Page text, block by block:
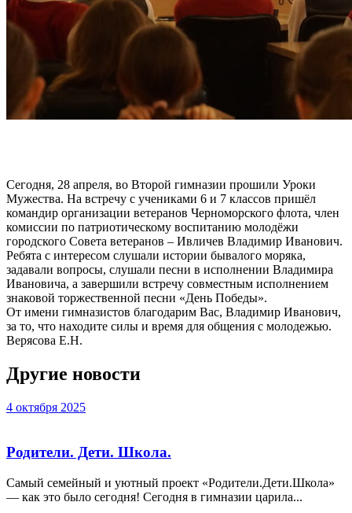
Сегодня, 28 апреля, во Второй гимназии прошили Уроки
Мужества. На встречу с учениками 6 и 7 классов пришёл
командир организации ветеранов Черноморского флота, член
комиссии по патриотическому воспитанию молодёжи
городского Совета ветеранов – Ивличев Владимир Иванович.
Ребята с интересом слушали истории бывалого моряка,
задавали вопросы, слушали песни в исполнении Владимира
Ивановича, а завершили встречу совместным исполнением
знаковой торжественной песни «День Победы».
От имени гимназистов благодарим Вас, Владимир Иванович,
за то, что находите силы и время для общения с молодежью.
Верясова Е.Н.
Другие новости
4 октября 2025
Родители. Дети. Школа.
Самый семейный и уютный проект «Родители.Дети.Школа»
— как это было сегодня! Сегодня в гимназии царила...